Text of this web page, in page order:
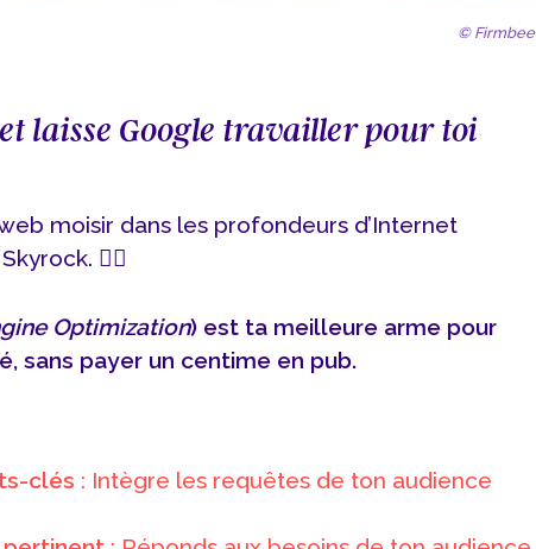
© Firmbee
et laisse Google travailler pour toi
moisir dans les profondeurs d’Internet
🧟‍♂️
Optimization) est ta meilleure arme pour
sans payer un centime en pub.
clés : Intègre les requêtes de ton audience